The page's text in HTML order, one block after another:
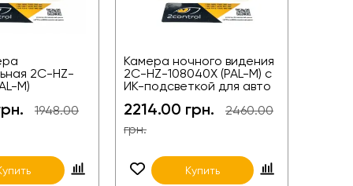
2C-HZ-
M)
1948.00
Камера ночного видения
2C-HZ-108040X (PAL-M) с
ИК-подсветкой для авто
2214.00 грн.
2460.00
грн.
Купить